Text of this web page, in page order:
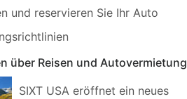
und reservieren Sie Ihr Auto
über Reisen und Autovermietung
SIXT USA eröffnet ein neues